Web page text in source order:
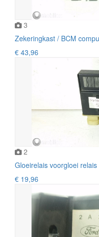
3
Zekeringkast / BCM
€ 43,96
2
Gloeirelais voorgloei
€ 19,96